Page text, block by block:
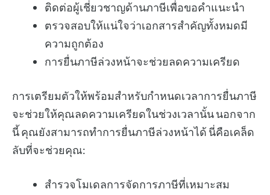
ติดต่อผู้เชี่ยวชาญด้านภาษีเพื่อขอคำแนะนำ
ตรวจสอบให้แน่ใจว่าเอกสารสำคัญทั้งหมดมี
ความถูกต้อง
การยื่นภาษีล่วงหน้าจะช่วยลดความเครียด
การเตรียมตัวให้พร้อมสำหรับกำหนดเวลาการยื่นภาษี
จะช่วยให้คุณลดความเครียดในช่วงเวลานั้น นอกจาก
นี้ คุณยังสามารถทำการยื่นภาษีล่วงหน้าได้ นี่คือเคล็ด
ลับที่จะช่วยคุณ:
สำรวจโมเดลการจัดการภาษีที่เหมาะสม